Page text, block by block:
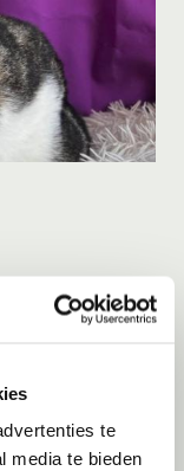
te
media te bieden